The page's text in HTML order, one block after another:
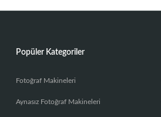
Popüler Kategoriler
Fotoğraf Makineleri
Aynasız Fotoğraf Makineleri